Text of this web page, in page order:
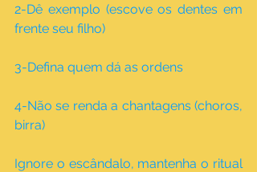
2-Dê exemplo (escove os dentes em
frente seu filho)
3-Defina quem dá as ordens​
4-Não se renda a chantagens (choros,
birra)
Ignore o escândalo, mantenha o ritual